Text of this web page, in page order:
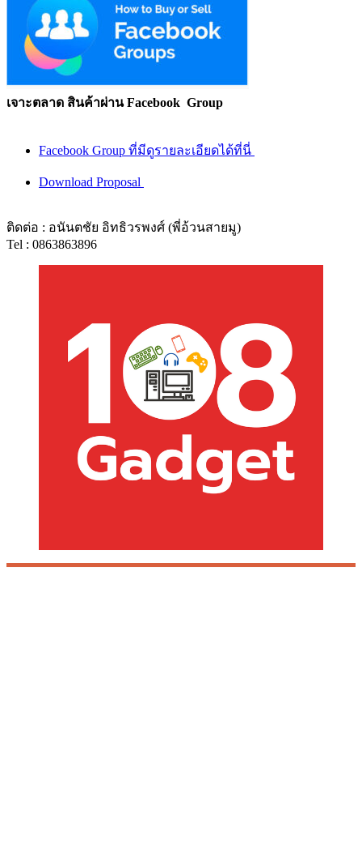
เจาะตลาด สินค้าผ่าน Facebook Group
Facebook Group ที่มีดูรายละเอียดได้ที่นี่
Download Proposal
ติดต่อ : อนันตชัย อิทธิวรพงศ์ (พี่อ้วนสายมู)
Tel : 0863863896